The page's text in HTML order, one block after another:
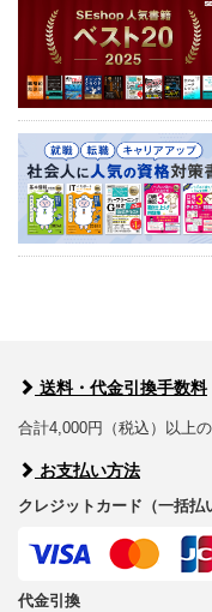
送料・代金引換手数料
合計4,000円（税込）以上
お支払い方法
クレジットカード（一括払
代金引換